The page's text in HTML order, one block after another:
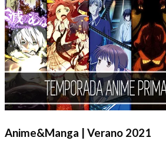
Anime&Manga | Verano 2021